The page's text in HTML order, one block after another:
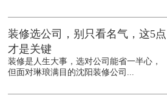
装修选公司，别只看名气，这5点
才是关键
装修是人生大事，选对公司能省一半心，
但面对琳琅满目的沈阳装修公司...